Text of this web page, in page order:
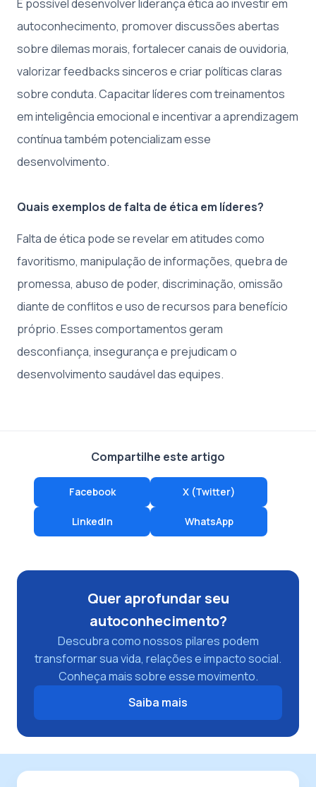
É possível desenvolver liderança ética ao investir em
autoconhecimento, promover discussões abertas
sobre dilemas morais, fortalecer canais de ouvidoria,
valorizar feedbacks sinceros e criar políticas claras
sobre conduta. Capacitar líderes com treinamentos
em inteligência emocional e incentivar a aprendizagem
contínua também potencializam esse
desenvolvimento.
Quais exemplos de falta de ética em líderes?
Falta de ética pode se revelar em atitudes como
favoritismo, manipulação de informações, quebra de
promessa, abuso de poder, discriminação, omissão
diante de conflitos e uso de recursos para benefício
próprio. Esses comportamentos geram
desconfiança, insegurança e prejudicam o
desenvolvimento saudável das equipes.
Compartilhe este artigo
Facebook X (Twitter)
LinkedIn WhatsApp
Quer aprofundar seu
autoconhecimento?
Descubra como nossos pilares podem
transformar sua vida, relações e impacto social.
Conheça mais sobre esse movimento.
Saiba mais